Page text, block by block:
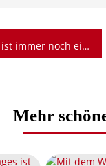
ohne Pferd ist nur noch ein Mensch.
Mehr